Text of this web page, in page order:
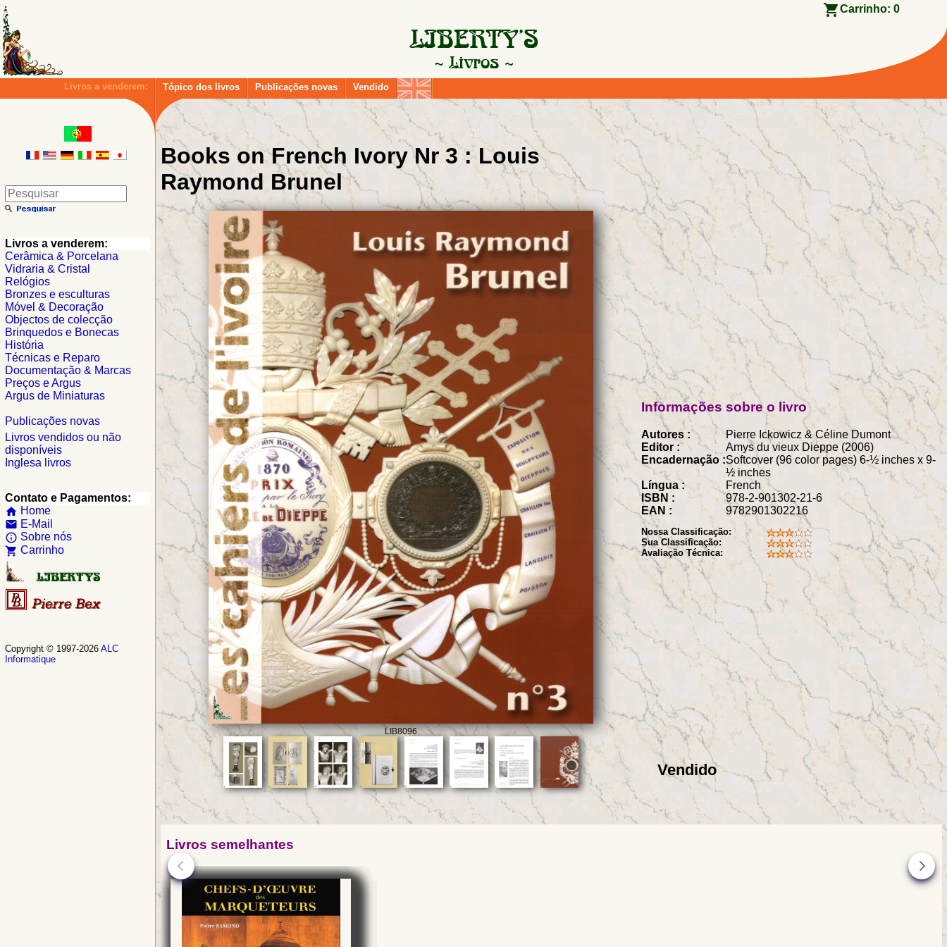
Carrinho: 0
Livros a venderem: Tópico dos livros Publicações novas Vendido
Books on French Ivory Nr 3 : Louis
Raymond Brunel
LIB8096
Vendido
Informações sobre o livro
Autores :
Pierre Ickowicz & Céline Dumont
Editor :
Amys du vieux Dieppe (2006)
Encadernação :Softcover (96 color pages) 6-½ inches x 9-
½ inches
Língua :
French
ISBN :
978-2-901302-21-6
EAN :
9782901302216
Nossa Classificação:
Sua Classificação:
Avaliação Técnica:
Livros semelhantes
Livros a venderem:
Cerâmica & Porcelana
Vidraria & Cristal
Relógios
Bronzes e esculturas
Móvel & Decoração
Objectos de colecção
Brinquedos e Bonecas
História
Técnicas e Reparo
Documentação & Marcas
Preços e Argus
Argus de Miniaturas
Publicações novas
Livros vendidos ou não
disponíveis
Inglesa livros
Contato e Pagamentos:
home Home
email E-Mail
info_outline Sobre nós
shopping_cart Carrinho
Copyright © 1997-2026 ALC
Informatique